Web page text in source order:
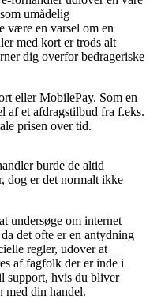
umådelig
være en varsel om en
med kort er trods alt
dig overfor bedrageriske
eller MobilePay. Som en
af et afdragstilbud fra f.eks.
prisen over tid.
burde de altid
dog er det normalt ikke
undersøge om internet
det ofte er en antydning
regler, udover at
af fagfolk der er inde i
support, hvis du bliver
med din handel.